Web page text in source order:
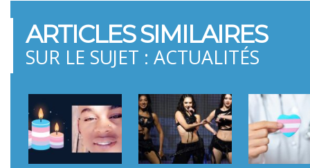
ARTICLES SIMILAIRES
SUR LE SUJET : ACTUALITÉS